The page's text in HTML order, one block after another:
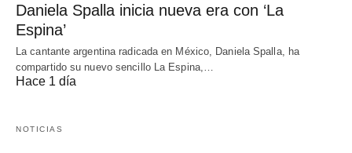
Daniela Spalla inicia nueva era con ‘La
Espina’
La cantante argentina radicada en México, Daniela Spalla, ha
compartido su nuevo sencillo La Espina,…
Hace 1 día
NOTICIAS